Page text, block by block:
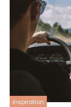
inspiration